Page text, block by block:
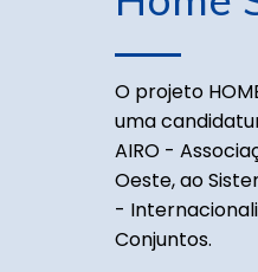
O projeto
uma
AIRO -
Oeste, ao
-
Conjuntos.